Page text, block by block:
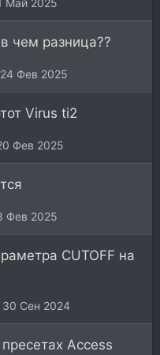
Май 2025
чем разница??
24 Фев 2025
Virus ti2
Фев 2025
Фев 2025
CUTOFF на
30 Сен 2024
Access